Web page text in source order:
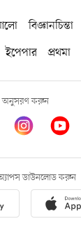
বিজ্ঞানচিন্তা
ইপেপার প্রথমা
অনুসরণ করুন
ডাউনলোড করুন